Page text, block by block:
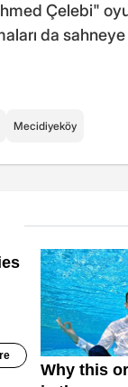
Çelebi"
da sahneye
Mecidiyeköy